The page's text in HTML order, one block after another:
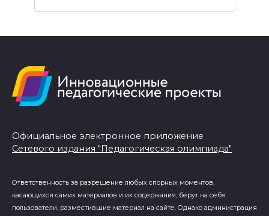
Официальное электронное приложение
Сетевого издания "Педагогическая олимпиада"
Ответственность за разрешение любых спорных моментов,
касающихся самих материалов и их содержания, берут на себя
пользователи, разместившие материал на сайте. Однако администрация